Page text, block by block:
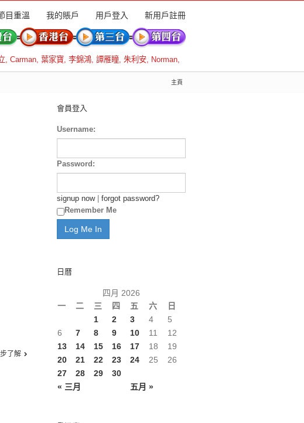
目重溫 我的賬戶 用戶登入 新用戶註冊
, Carman, 葉家寶, 李錦鴻, 譚雁瞳, 朱利安, Norman,
主頁
了解
會員登入
Username:
Password:
signup now| forgot password?
Remember Me
日曆
四月 2026
一
二 三 四 五 六 日
« 三月 五月 »
1 2 3 4
5
6
7 8 9 10 11
12
13
14 15 16 17 18
19
20
21 22 23 24 25
26
27
28 29 30